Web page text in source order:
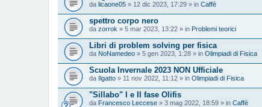
da licaone05 » 12 dic 2023, 17:29 » in Caffè
spettro corpo nero
da zorrok » 5 mar 2023, 13:22 » in Problemi teorici
Libri di problem solving per fisica
da NoNamedeo » 5 gen 2023, 1:28 » in Olimpiadi di Fisica
Scuola Invernale 2023 NON Ufficiale
da Ilgatto » 11 nov 2022, 11:12 » in Olimpiadi di Fisica
"Sillabo" I e II fase Olifis
da Francesco Leccese » 3 mag 2022, 18:59 » in Caffè